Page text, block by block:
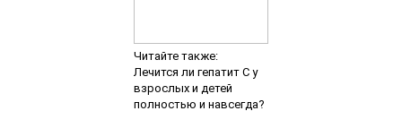
Читайте также:
Лечится ли гепатит С у
взрослых и детей
полностью и навсегда?